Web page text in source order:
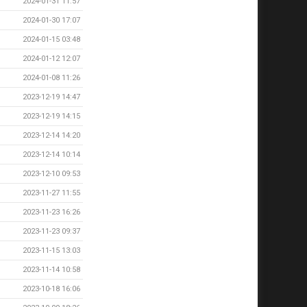
2024-01-30 17:07
2024-01-15 03:48
2024-01-12 12:07
2024-01-08 11:26
2023-12-19 14:47
2023-12-19 14:15
2023-12-14 14:20
2023-12-14 10:14
2023-12-10 09:53
2023-11-27 11:55
2023-11-23 16:26
2023-11-23 09:37
2023-11-15 13:03
2023-11-14 10:58
2023-10-18 16:06